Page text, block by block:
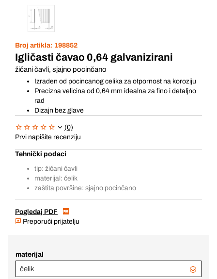
Broj artikla: 198852
Igličasti čavao 0,64 galvanizirani
žičani čavli, sjajno pocinčano
Izraden od pocincanog celika za otpornost na koroziju
Precizna velicina od 0,64 mm idealna za fino i detaljno
rad
Dizajn bez glave
(0)
Prvi napišite recenziju
Tehnički podaci
tip: žičani čavli
materijal: čelik
zaštita površine: sjajno pocinčano
Pogledaj PDF
Preporuči prijatelju
materijal
čelik